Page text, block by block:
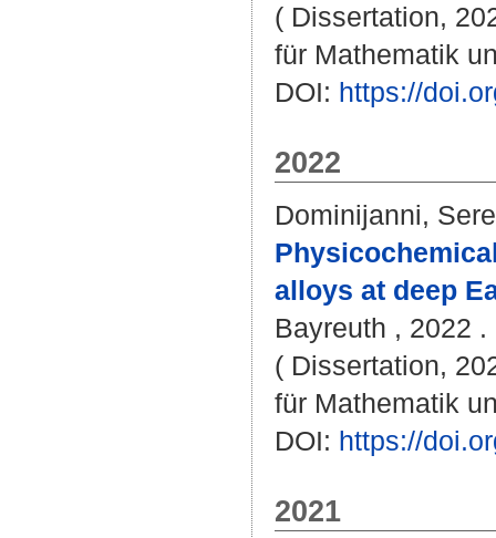
( Dissertation,
für Mathematik
DOI: https://
2022
Dominijanni,
alloys at deep
Bayreuth , 2022 .
( Dissertation,
für Mathematik
DOI: https://
2021